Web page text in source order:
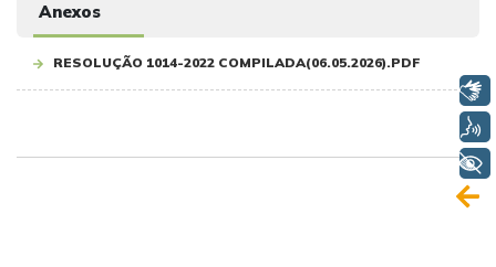
Anexos
RESOLUÇÃO 1014-2022 COMPILADA(06.05.2026).PDF
Libras
+ Acessibilidade